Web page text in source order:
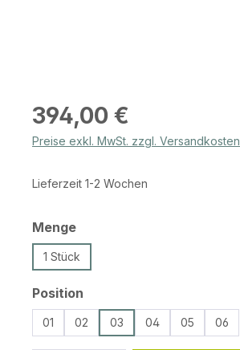
Regulärer Preis:
394,00 €
Preise exkl. MwSt. zzgl. Versandkosten
Lieferzeit 1-2 Wochen
Mengeauswählen
1 Stück
Position
01 02 03 04 05 06